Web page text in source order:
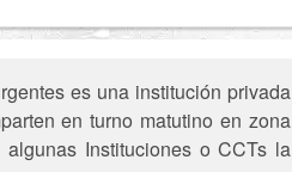
es una institución privada
en turno matutino en zona
Instituciones o CCTs la